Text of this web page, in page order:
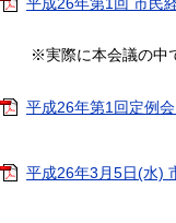
平成26年第1回 市民
※実際に本会議の中で
平成26年第1回定例
平成26年3月5日(水)